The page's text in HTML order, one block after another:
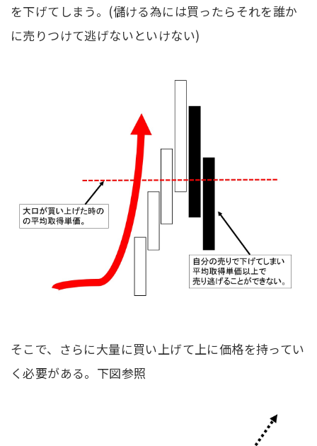
を下げてしまう。(儲ける為には買ったらそれを誰か
に売りつけて逃げないといけない)
そこで、さらに大量に買い上げて上に価格を持ってい
く必要がある。下図参照